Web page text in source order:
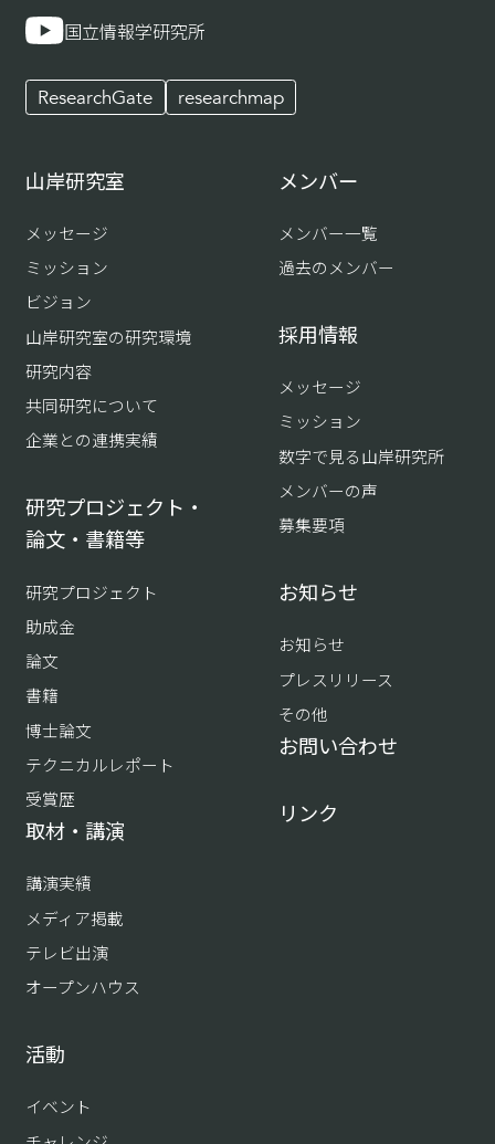
国立情報学研究所
ResearchGate researchmap
山岸研究室
メッセージ
ミッション
ビジョン
山岸研究室の研究環境
研究内容
共同研究について
企業との連携実績
研究プロジェクト・
論文・書籍等
研究プロジェクト
助成金
論文
書籍
博士論文
テクニカルレポート
受賞歴
取材・講演
講演実績
メディア掲載
テレビ出演
オープンハウス
活動
イベント
メンバー
メンバー一覧
過去のメンバー
採用情報
メッセージ
ミッション
数字で見る山岸研究所
メンバーの声
募集要項
お知らせ
お知らせ
プレスリリース
その他
お問い合わせ
リンク